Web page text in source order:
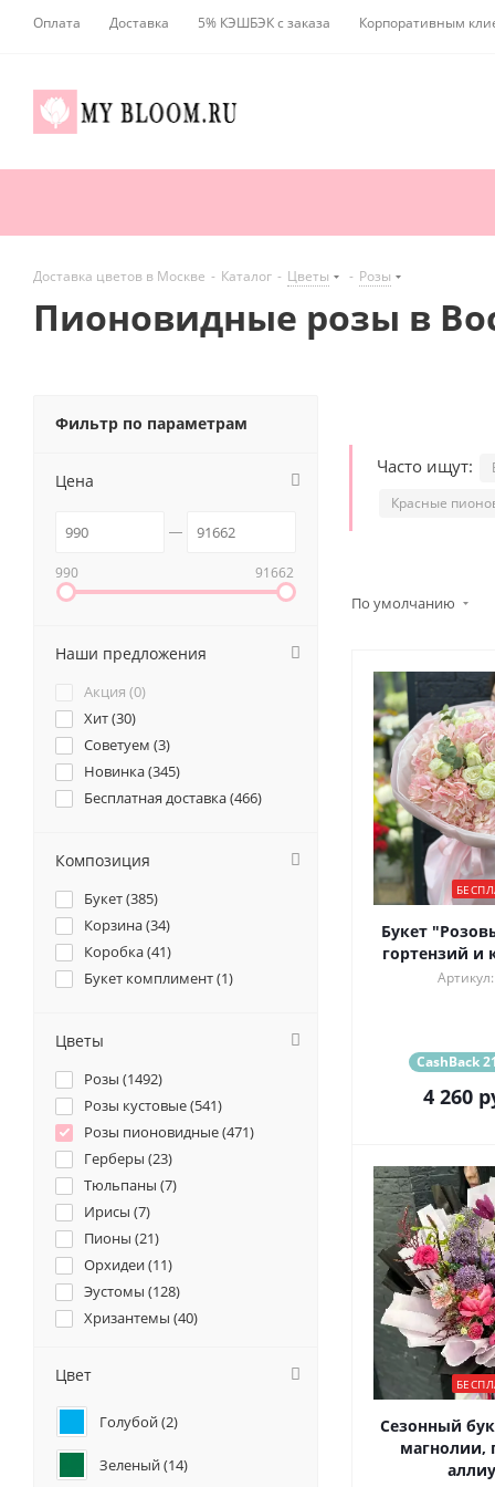
Оплата Доставка 5% КЭШБЭК с заказа Корпоративным
Доставка цветов в Москве - Каталог - Цветы - Розы
Пионовидные розы в
Часто ищут:
Красные
По умолчанию
Букет
гортензий и
CashBack
4 260
Сезонный
магнолии,
Фильтр по параметрам
Цена
990 91662
Наши предложения
Акция (0)
Хит (30)
Советуем (3)
Новинка (345)
Бесплатная доставка (466)
Композиция
Букет (385)
Корзина (34)
Коробка (41)
Букет комплимент (1)
Цветы
Розы (1492)
Розы кустовые (541)
Розы пионовидные (471)
Герберы (23)
Тюльпаны (7)
Ирисы (7)
Пионы (21)
Орхидеи (11)
Эустомы (128)
Хризантемы (40)
Ранункулюсы (
Гортензии (55
Лилии (
Подсолнухи ( 1)
Цвет
Голубой (2)
Зеленый (14)